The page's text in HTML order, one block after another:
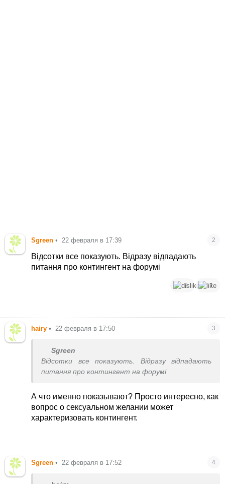
Sgreen • 22 февраля в 17:39 2
Відсотки все показують. Відразу відпадають
питання про контингент на форумі
1 1
hairy • 22 февраля в 17:50 3
Sgreen
Відсотки все показують. Відразу відпадають
питання про контингент на форумі
А что именно показывают? Просто интересно, как
вопрос о сексуальном желании может
характеризовать контингент.
Sgreen • 22 февраля в 17:52 4